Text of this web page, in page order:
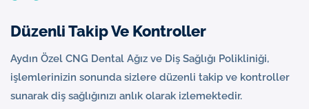
Düzenli Takip Ve Kontroller
Aydın Özel CNG Dental Ağız ve Diş Sağlığı Polikliniği,
işlemlerinizin sonunda sizlere düzenli takip ve kontroller
sunarak diş sağlığınızı anlık olarak izlemektedir.